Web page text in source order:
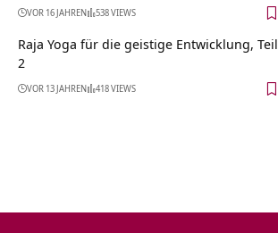
VOR 16 JAHREN 538 VIEWS
Raja Yoga für die geistige Entwicklung, Teil
2
VOR 13 JAHREN 418 VIEWS